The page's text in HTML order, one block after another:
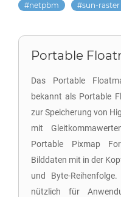
netpbm sun-raster
Portable
Das Portable
bekannt als Portable
zur Speicherung von
mit
Portable Pixmap
Bilddaten mit in der
und Byte-
nützlich für